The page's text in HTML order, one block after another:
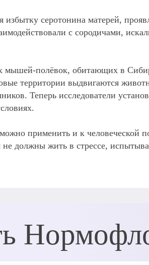
избытку серотонина матерей,
с сородичами,
мышей-полёвок, обитающих в
территории выдвигаются
Теперь исследователи
применить и к
жить в стрессе,